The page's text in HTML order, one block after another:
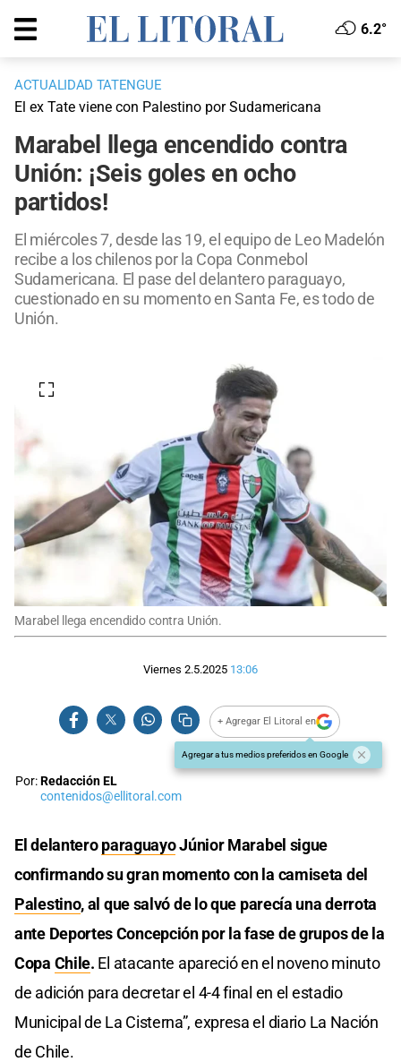
6.2°
ACTUALIDAD TATENGUE
El ex Tate viene con Palestino por Sudamericana
Marabel llega encendido contra
Unión: ¡Seis goles en ocho
partidos!
El miércoles 7, desde las 19, el equipo de Leo Madelón
recibe a los chilenos por la Copa Conmebol
Sudamericana. El pase del delantero paraguayo,
cuestionado en su momento en Santa Fe, es todo de
Unión.
Marabel llega encendido contra Unión.
Viernes 2.5.2025 13:06
+ Agregar El Litoral en
Agregar a tus medios preferidos en Google
Por:Redacción EL
contenidos@ellitoral.com
El delanteroparaguayoJúnior Marabel sigue
confirmando su gran momento con la camiseta del
Palestino, al que salvó de lo que parecía una derrota
ante Deportes Concepción por la fase de grupos de la
Copa Chile. El atacante apareció en el noveno minuto
de adición para decretar el 4-4 final en el estadio
Municipal de La Cisterna”, expresa el diario La Nación
de Chile.